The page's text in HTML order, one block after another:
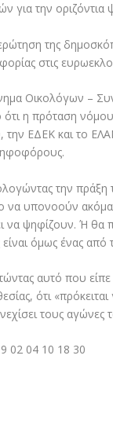
για την
της
στις
Οικολόγων –
ότι η πρόταση
ΕΔΕΚ και το
την
να υπονοούν
να ψηφίζουν. Ή θα
είναι όμως ένας
αυτό που
ότι
τους αγώνες